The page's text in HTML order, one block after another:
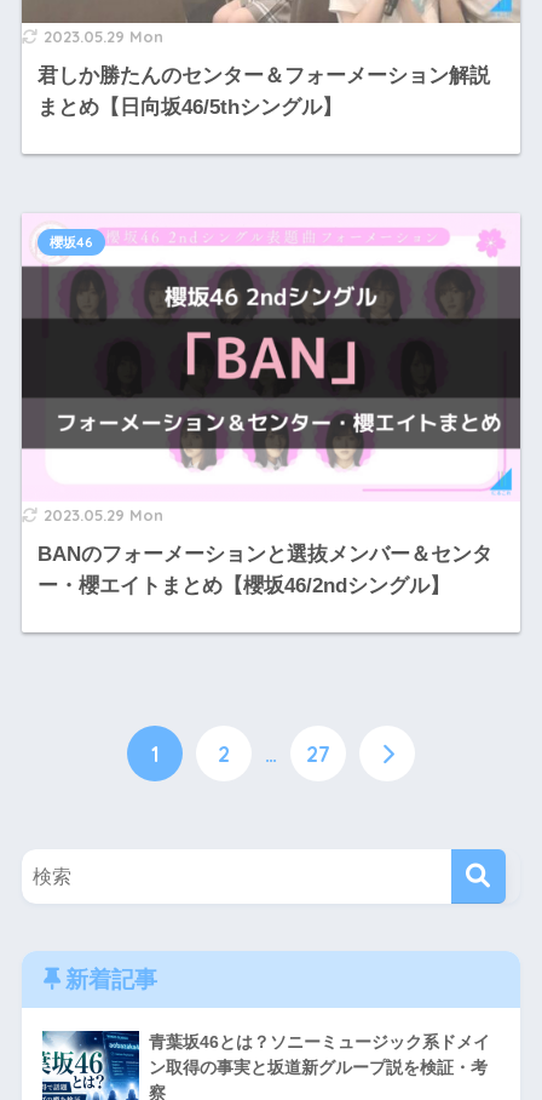
2023.05.29 Mon
君しか勝たんのセンター＆フォーメーション解説
まとめ【日向坂46/5thシングル】
2023.05.29 Mon
BANのフォーメーションと選抜メンバー＆センタ
ー・櫻エイトまとめ【櫻坂46/2ndシングル】
櫻坂46
1 2 … 27
新着記事
青葉坂46とは？ソニーミュージック系ドメイ
ン取得の事実と坂道新グループ説を検証・考
察